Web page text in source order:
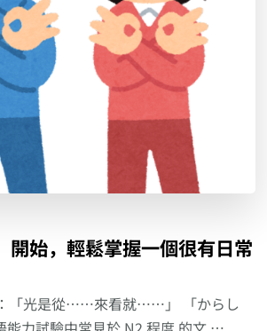
開始，輕鬆掌握一個很有日常
「光是從……來看就……」 「からし